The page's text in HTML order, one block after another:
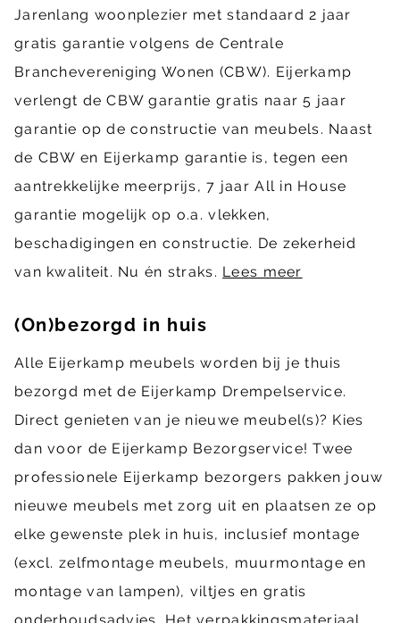
Jarenlang woonplezier met standaard 2 jaar
gratis garantie volgens de Centrale
Branchevereniging Wonen (CBW). Eijerkamp
verlengt de CBW garantie gratis naar 5 jaar
garantie op de constructie van meubels. Naast
de CBW en Eijerkamp garantie is, tegen een
aantrekkelijke meerprijs, 7 jaar All in House
garantie mogelijk op o.a. vlekken,
beschadigingen en constructie. De zekerheid
van kwaliteit. Nu én straks. Lees meer
(On)bezorgd in huis
Alle Eijerkamp meubels worden bij je thuis
bezorgd met de Eijerkamp Drempelservice.
Direct genieten van je nieuwe meubel(s)? Kies
dan voor de Eijerkamp Bezorgservice! Twee
professionele Eijerkamp bezorgers pakken jouw
nieuwe meubels met zorg uit en plaatsen ze op
elke gewenste plek in huis, inclusief montage
(excl. zelfmontage meubels, muurmontage en
montage van lampen), viltjes en gratis